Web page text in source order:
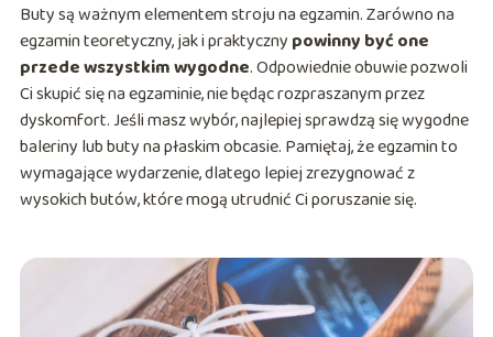
Buty są ważnym elementem stroju na egzamin. Zarówno na
egzamin teoretyczny, jak i praktyczny powinny być one
przede wszystkim wygodne. Odpowiednie obuwie pozwoli
Ci skupić się na egzaminie, nie będąc rozpraszanym przez
dyskomfort. Jeśli masz wybór, najlepiej sprawdzą się wygodne
baleriny lub buty na płaskim obcasie. Pamiętaj, że egzamin to
wymagające wydarzenie, dlatego lepiej zrezygnować z
wysokich butów, które mogą utrudnić Ci poruszanie się.